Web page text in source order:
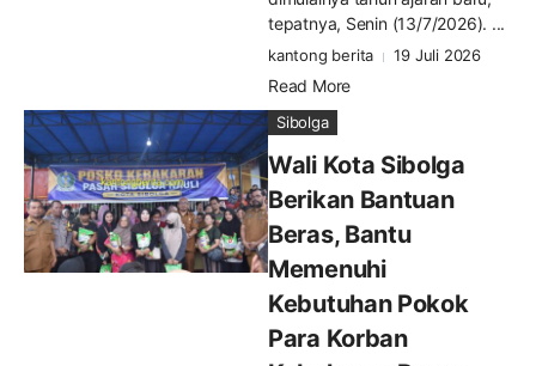
tepatnya, Senin (13/7/2026). ...
kantong berita 19 Juli 2026
Read More
Sibolga
Wali Kota Sibolga
Berikan Bantuan
Beras, Bantu
Memenuhi
Kebutuhan Pokok
Para Korban